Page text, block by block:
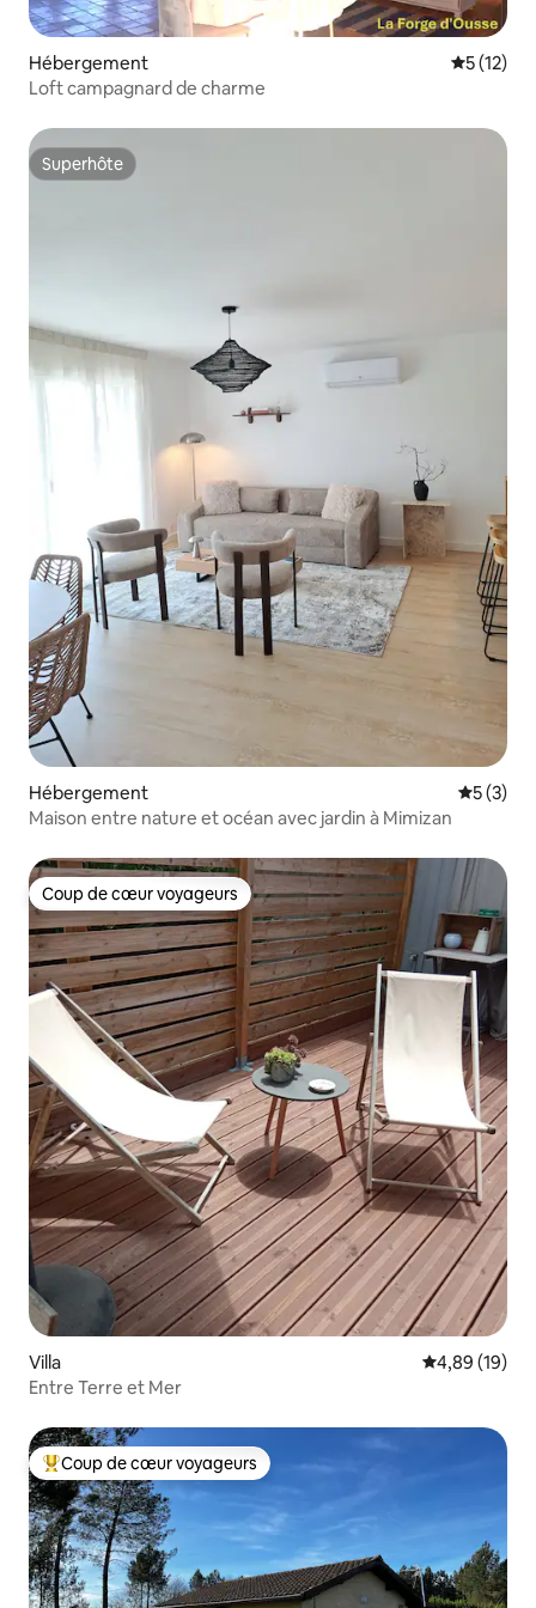
Hébergement
5 (12)
Loft campagnard de charme
Superhôte
Superhôte
Hébergement
5 (3)
Maison entre nature et océan avec jardin à Mimizan
Coup de cœur voyageurs
Coup de cœur voyageurs
Villa Évaluation
4,89 (19)
Entre Terre et Mer
Coups de cœur voyageurs les plus appréciés
Coup de cœur voyageurs